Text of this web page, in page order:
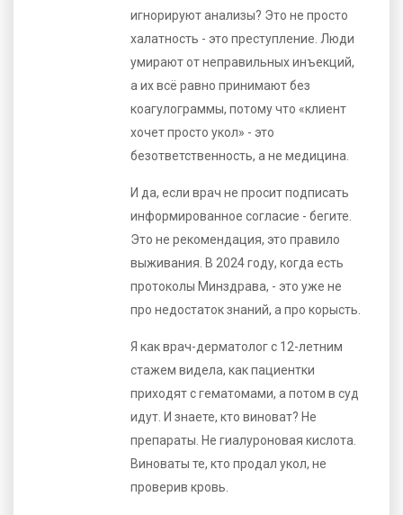
игнорируют анализы? Это не просто
халатность - это преступление. Люди
умирают от неправильных инъекций,
а их всё равно принимают без
коагулограммы, потому что «клиент
хочет просто укол» - это
безответственность, а не медицина.
И да, если врач не просит подписать
информированное согласие - бегите.
Это не рекомендация, это правило
выживания. В 2024 году, когда есть
протоколы Минздрава, - это уже не
про недостаток знаний, а про корысть.
Я как врач-дерматолог с 12-летним
стажем видела, как пациентки
приходят с гематомами, а потом в суд
идут. И знаете, кто виноват? Не
препараты. Не гиалуроновая кислота.
Виноваты те, кто продал укол, не
проверив кровь.